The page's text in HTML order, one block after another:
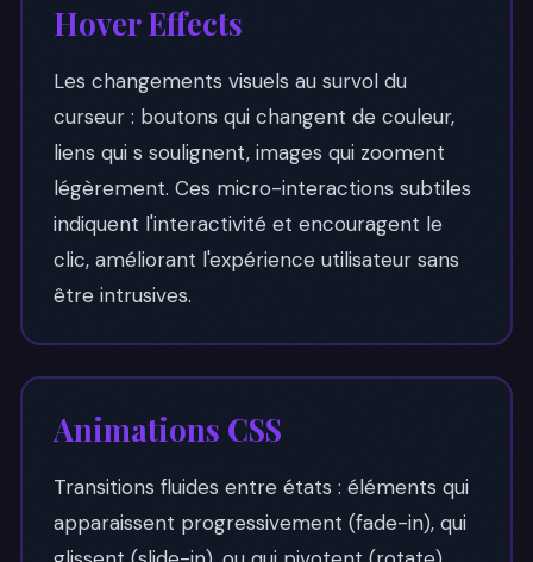
Hover Effects
Les changements visuels au survol du
curseur : boutons qui changent de couleur,
liens qui s soulignent, images qui zooment
légèrement. Ces micro-interactions subtiles
indiquent l'interactivité et encouragent le
clic, améliorant l'expérience utilisateur sans
être intrusives.
Animations CSS
Transitions fluides entre états : éléments qui
apparaissent progressivement (fade-in), qui